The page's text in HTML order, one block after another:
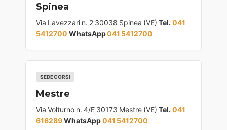
Spinea
Via Lavezzari n. 2 30038 Spinea (VE) Tel. 041
5412700 WhatsApp041 5412700
SEDE CORSI
Mestre
Via Volturno n. 4/E 30173 Mestre (VE) Tel. 041
616289WhatsApp041 5412700